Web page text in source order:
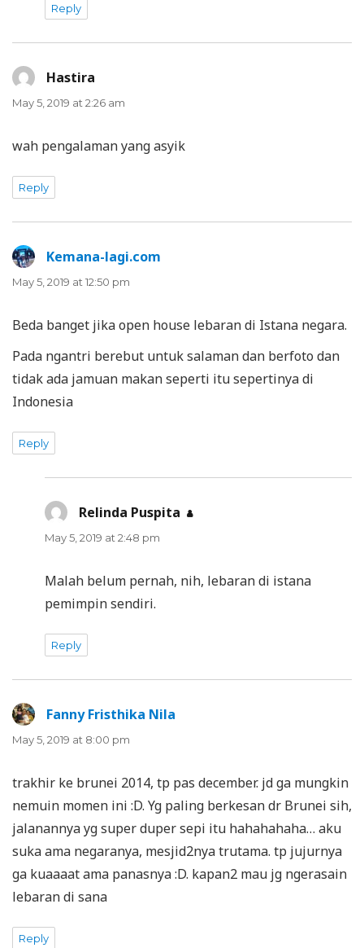
Reply
Hastira
May 5, 2019 at 2:26 am
wah pengalaman yang asyik
Reply
Kemana-lagi.com
May 5, 2019 at 12:50 pm
Beda banget jika open house lebaran di Istana negara.
Pada ngantri berebut untuk salaman dan berfoto dan
tidak ada jamuan makan seperti itu sepertinya di
Indonesia
Reply
Relinda Puspita says:
May 5, 2019 at 2:48 pm
Malah belum pernah, nih, lebaran di istana
pemimpin sendiri.
Reply
Fanny Fristhika Nila
May 5, 2019 at 8:00 pm
trakhir ke brunei 2014, tp pas december. jd ga mungkin
nemuin momen ini :D. Yg paling berkesan dr Brunei sih,
jalanannya yg super duper sepi itu hahahahaha… aku
suka ama negaranya, mesjid2nya trutama. tp jujurnya
ga kuaaaat ama panasnya :D. kapan2 mau jg ngerasain
lebaran di sana
Reply